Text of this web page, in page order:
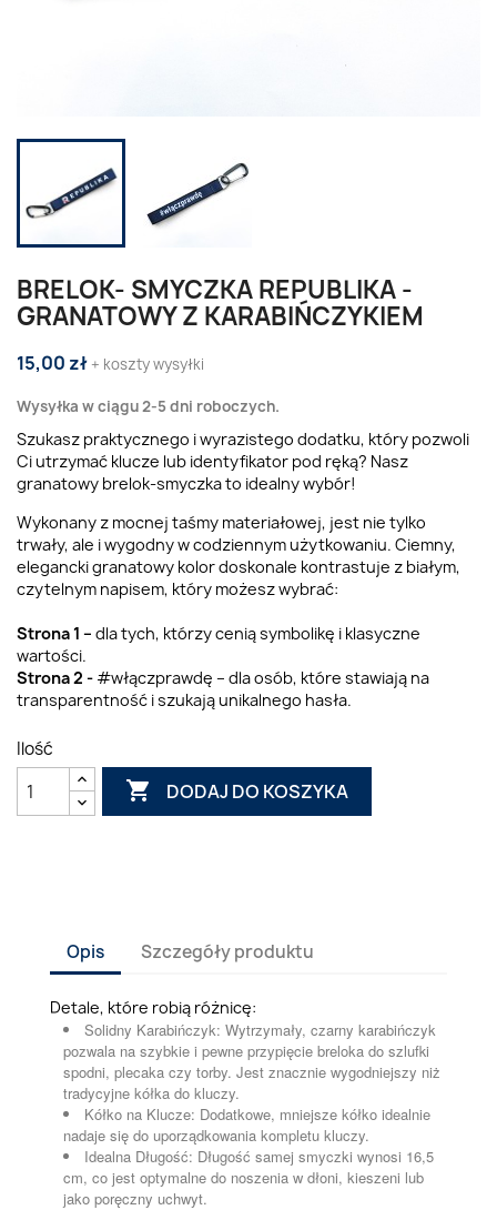
BRELOK- SMYCZKA REPUBLIKA -
GRANATOWY Z KARABIŃCZYKIEM
15,00 zł + koszty wysyłki
Wysyłka w ciągu 2-5 dni roboczych.
Szukasz praktycznego i wyrazistego dodatku, który pozwoli
Ci utrzymać klucze lub identyfikator pod ręką? Nasz
granatowy brelok-smyczka to idealny wybór!
Wykonany z mocnej taśmy materiałowej, jest nie tylko
trwały, ale i wygodny w codziennym użytkowaniu. Ciemny,
elegancki granatowy kolor doskonale kontrastuje z białym,
czytelnym napisem, który możesz wybrać:
Strona 1 – dla tych, którzy cenią symbolikę i klasyczne
wartości.
Strona 2 - #włączprawdę – dla osób, które stawiają na
transparentność i szukają unikalnego hasła.
Ilość
 DODAJ DO KOSZYKA
Opis Szczegóły produktu
Detale, które robią różnicę:
Solidny Karabińczyk: Wytrzymały, czarny karabińczyk
pozwala na szybkie i pewne przypięcie breloka do szlufki
spodni, plecaka czy torby. Jest znacznie wygodniejszy niż
tradycyjne kółka do kluczy.
Kółko na Klucze: Dodatkowe, mniejsze kółko idealnie
nadaje się do uporządkowania kompletu kluczy.
Idealna Długość: Długość samej smyczki wynosi 16,5
cm, co jest optymalne do noszenia w dłoni, kieszeni lub
jako poręczny uchwyt.